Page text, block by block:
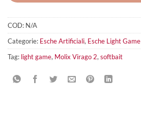
COD: N/A
Categorie: Esche Artificiali, Esche Light Game
Tag: light game, Molix Virago 2, softbait